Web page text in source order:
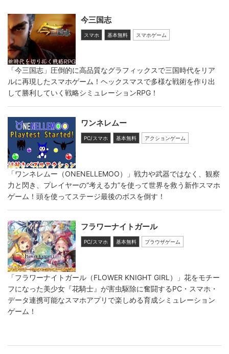
今三国志
スマホ 基本無料 スマホゲーム
「今三国志」圧倒的に高品質なグラフィックスで三国時代をリア
ルに再現したスマホゲーム！ヘックスマスで多様な戦術を作り出
して勝利していく戦略シミュレーションRPG！
ワンネレムー
PC/スマホ 基本無料 アクションゲーム
「ワンネレムー（ONENELLEMOO）」戦力や武器ではなく、観察
力と閃き、プレイヤーの“考える力”を使って世界を救う新作スマホ
ゲーム！頭を使ってステージ最後のボスを倒す！
フラワーナイトガール
PC/スマホ 基本無料 ブラウザゲーム
「フラワーナイトガール（FLOWER KNIGHT GIRL）」花をモチー
フになった美少女『花騎士』が害虫駆除に奮闘するPC・スマホ・
データ連携可能なスマホアプリで楽しめる育成シミュレーション
ゲーム！